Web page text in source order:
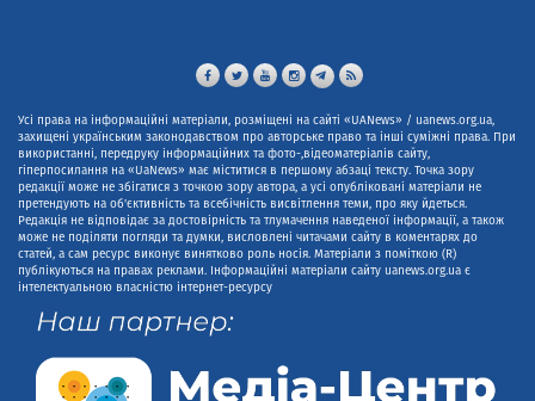
Усі права на інформаційні матеріали, розміщені на сайті «UANews» / uanews.org.ua,
захищені українським законодавством про авторське право та інші суміжні права. При
використанні, передруку інформаційних та фото-,відеоматеріалів сайту,
гіперпосилання на «UaNews» має міститися в першому абзаці тексту. Точка зору
редакції може не збігатися з точкою зору автора, а усі опубліковані матеріали не
претендують на об'єктивність та всебічність висвітлення теми, про яку йдеться.
Редакція не відповідає за достовірність та тлумачення наведеної інформації, а також
може не поділяти погляди та думки, висловлені читачами сайту в коментарях до
статей, а сам ресурс виконує винятково роль носія. Матеріали з поміткою (R)
публікуються на правах реклами. Інформаційні матеріали сайту uanews.org.ua є
інтелектуальною власністю інтернет-ресурсу